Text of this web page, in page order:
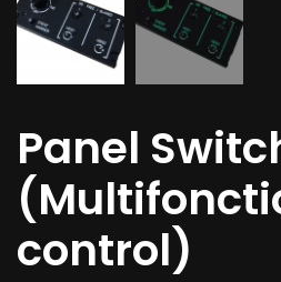
Panel
control)